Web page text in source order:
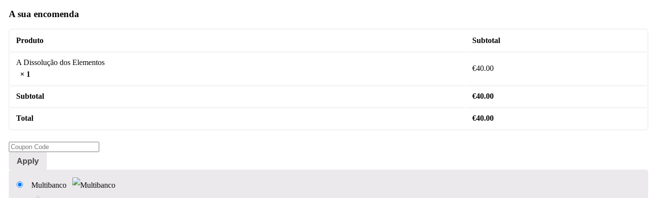
A sua encomenda
Produto Subtotal
A Dissolução dos Elementos
× 1
€40.00
Subtotal €40.00
Total €40.00
Apply
Multibanco